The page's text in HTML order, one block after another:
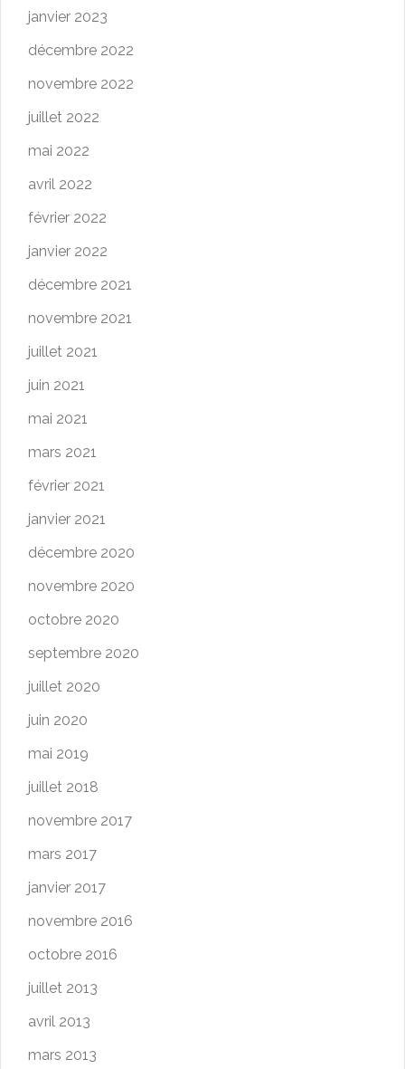
janvier 2023
décembre 2022
novembre 2022
juillet 2022
mai 2022
avril 2022
février 2022
janvier 2022
décembre 2021
novembre 2021
juillet 2021
juin 2021
mai 2021
mars 2021
février 2021
janvier 2021
décembre 2020
novembre 2020
octobre 2020
septembre 2020
juillet 2020
juin 2020
mai 2019
juillet 2018
novembre 2017
mars 2017
janvier 2017
novembre 2016
octobre 2016
juillet 2013
avril 2013
mars 2013